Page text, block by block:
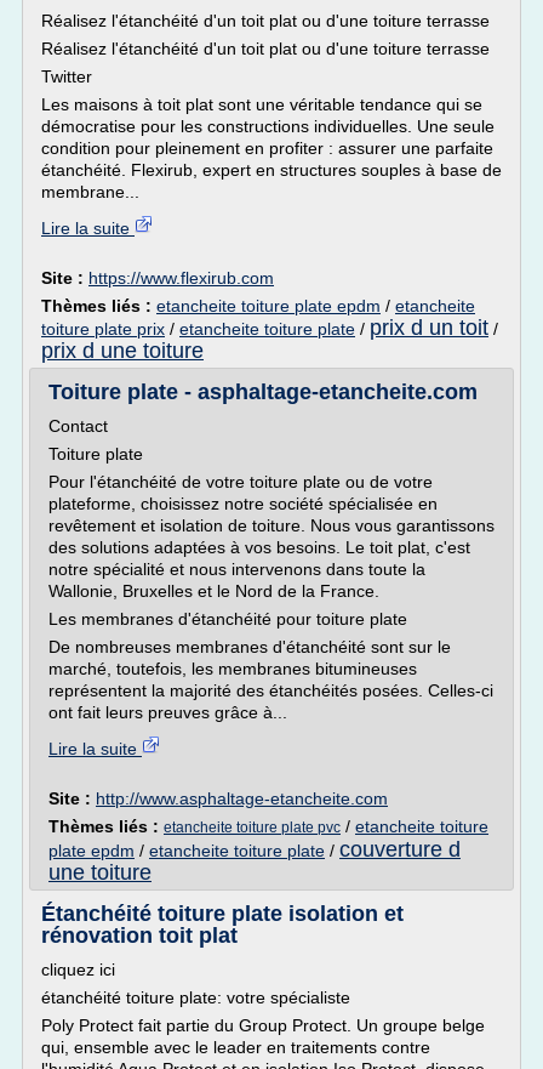
Réalisez l'étanchéité d'un toit plat ou d'une toiture terrasse
Réalisez l'étanchéité d'un toit plat ou d'une toiture terrasse
Twitter
Les maisons à toit plat sont une véritable tendance qui se
démocratise pour les constructions individuelles. Une seule
condition pour pleinement en profiter : assurer une parfaite
étanchéité. Flexirub, expert en structures souples à base de
membrane...
Lire la suite
Site : https://www.flexirub.com
Thèmes liés : etancheite toiture plate epdm / etancheite
toiture plate prix / etancheite toiture plate / prix d un toit /
prix d une toiture
Toiture plate - asphaltage-etancheite.com
Contact
Toiture plate
Pour l'étanchéité de votre toiture plate ou de votre
plateforme, choisissez notre société spécialisée en
revêtement et isolation de toiture. Nous vous garantissons
des solutions adaptées à vos besoins. Le toit plat, c'est
notre spécialité et nous intervenons dans toute la
Wallonie, Bruxelles et le Nord de la France.
Les membranes d'étanchéité pour toiture plate
De nombreuses membranes d'étanchéité sont sur le
marché, toutefois, les membranes bitumineuses
représentent la majorité des étanchéités posées. Celles-ci
ont fait leurs preuves grâce à...
Lire la suite
Site : http://www.asphaltage-etancheite.com
Thèmes liés : etancheite toiture plate pvc / etancheite toiture
plate epdm / etancheite toiture plate / couverture d
une toiture
Étanchéité toiture plate isolation et
rénovation toit plat
cliquez ici
étanchéité toiture plate: votre spécialiste
Poly Protect fait partie du Group Protect. Un groupe belge
qui, ensemble avec le leader en traitements contre